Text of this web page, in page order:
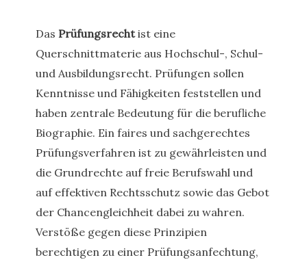
Das Prüfungsrechtist eine
Querschnittmaterie aus Hochschul-, Schul-
und Ausbildungsrecht. Prüfungen sollen
Kenntnisse und Fähigkeiten feststellen und
haben zentrale Bedeutung für die berufliche
Biographie. Ein faires und sachgerechtes
Prüfungsverfahren ist zu gewährleisten und
die Grundrechte auf freie Berufswahl und
auf effektiven Rechtsschutz sowie das Gebot
der Chancengleichheit dabei zu wahren.
Verstöße gegen diese Prinzipien
berechtigen zu einer Prüfungsanfechtung,